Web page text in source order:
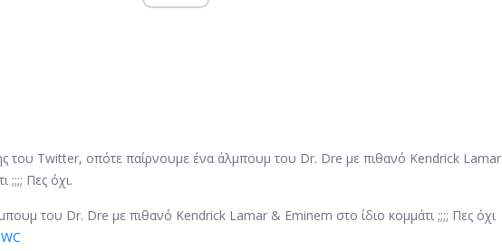
του Twitter, οπότε παίρνουμε ένα άλμπουμ του Dr. Dre με πιθανό Kendrick Lamar
;;;; Πες όχι.
του Dr. Dre με πιθανό Kendrick Lamar & Eminem στο ίδιο κομμάτι ;;;; Πες όχι